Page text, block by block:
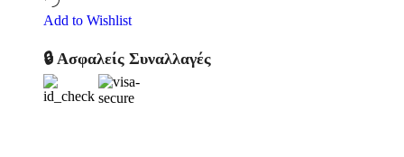
Add to Wishlist
🔒 Ασφαλείς Συναλλαγές